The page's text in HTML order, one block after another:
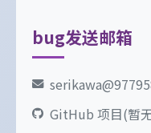
bug发送邮箱
GitHub 项目(暂